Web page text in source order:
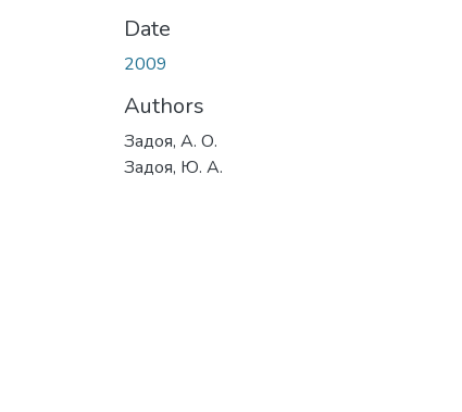
Date
2009
Authors
Задоя, А. О.
Задоя, Ю. А.